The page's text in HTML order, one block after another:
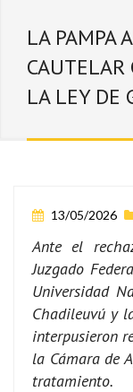
LA PAMPA
CAUTELAR
LA LEY DE
13/05/2026
Ante el
Juzgado
Universidad
Chadileuvú y
interpusieron
la Cámara de
tratamiento.